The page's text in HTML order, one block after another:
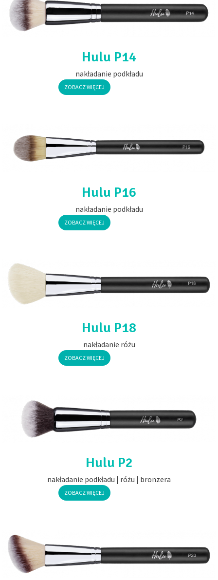
Hulu P14
nakładanie podkładu
ZOBACZ WIĘCEJ
Hulu P16
nakładanie podkładu
ZOBACZ WIĘCEJ
Hulu P18
nakładanie różu
ZOBACZ WIĘCEJ
Hulu P2
nakładanie podkładu | różu | bronzera
ZOBACZ WIĘCEJ